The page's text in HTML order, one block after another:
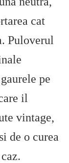
cat
Puloverul
pe
il
vintage,
de o curea